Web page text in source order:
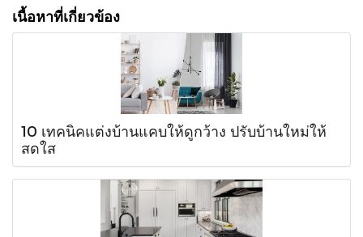
เนื้อหาที่เกี่ยวข้อง
10 เทคนิคแต่งบ้านแคบให้ดูกว้าง ปรับบ้านใหม่ให้
สดใส